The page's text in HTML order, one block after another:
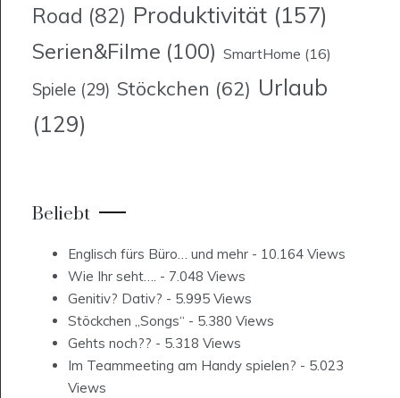
Road (82) Produktivität (157)
Serien&Filme (100) SmartHome (16)
Spiele (29) Stöckchen (62) Urlaub
(129)
Beliebt
Englisch fürs Büro… und mehr - 10.164 Views
Wie Ihr seht…. - 7.048 Views
Genitiv? Dativ? - 5.995 Views
Stöckchen „Songs“ - 5.380 Views
Gehts noch?? - 5.318 Views
Im Teammeeting am Handy spielen? - 5.023
Views